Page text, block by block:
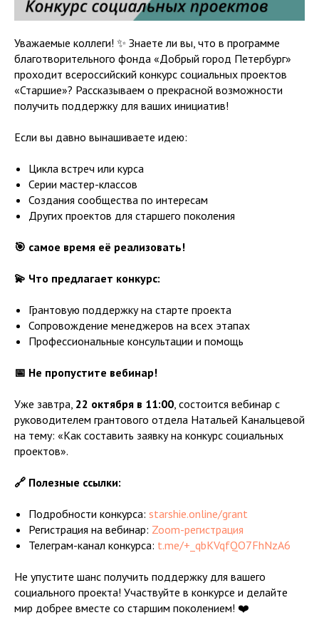
Уважаемые коллеги! ✨ Знаете ли вы, что в программе
благотворительного фонда «Добрый город Петербург»
проходит всероссийский конкурс социальных проектов
«Старшие»? Рассказываем о прекрасной возможности
получить поддержку для ваших инициатив!
Если вы давно вынашиваете идею:
Цикла встреч или курса
Серии мастер-классов
Создания сообщества по интересам
Других проектов для старшего поколения
🎯 самое время её реализовать!
💫 Что предлагает конкурс:
Грантовую поддержку на старте проекта
Сопровождение менеджеров на всех этапах
Профессиональные консультации и помощь
📅 Не пропустите вебинар!
Уже завтра, 22 октября в 11:00 , состоится вебинар с
руководителем грантового отдела Натальей Канальцевой
на тему: «Как составить заявку на конкурс социальных
проектов».
🔗 Полезные ссылки:
Подробности конкурса: starshie.online/grant
Регистрация на вебинар: Zoom-регистрация
Телеграм-канал конкурса: t.me/+_qbKVqfQO7FhNzA6
Не упустите шанс получить поддержку для вашего
социального проекта! Участвуйте в конкурсе и делайте
мир добрее вместе со старшим поколением! ❤️